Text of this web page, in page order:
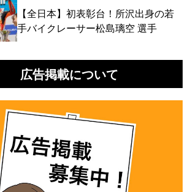
【全日本】初表彰台！所沢出身の若
手バイクレーサー松島璃空 選手
広告掲載について